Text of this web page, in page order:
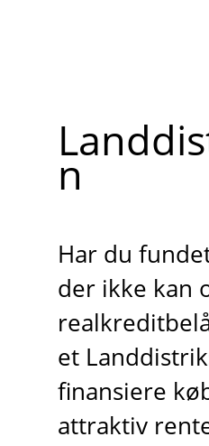
n
Har du
der ikke kan
et
finansiere
attraktiv